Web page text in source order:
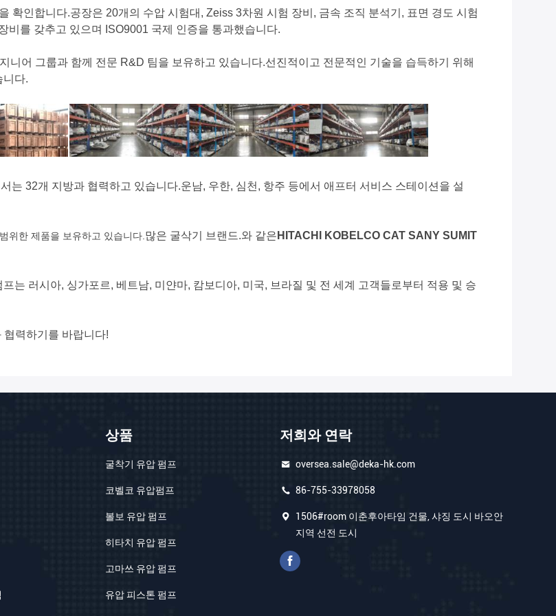
확인합니다.공장은 20개의 수압 시험대, Zeiss 3차원 시험 장비, 금속 조직 분석기, 표면 경도 시험
비를 갖추고 있으며 ISO9001 국제 인증을 통과했습니다.
니어 그룹과 함께 전문 R&D 팀을 보유하고 있습니다.선진적이고 전문적인 기술을 습득하기 위해
니다.
는 32개 지방과 협력하고 있습니다.운남, 우한, 심천, 항주 등에서 애프터 서비스 스테이션을 설
위한 제품을 보유하고 있습니다. 많은 굴삭기 브랜드.와 같은 HITACHI KOBELCO CAT SANY SUMIT
는 러시아, 싱가포르, 베트남, 미얀마, 캄보디아, 미국, 브라질 및 전 세계 고객들로부터 적용 및 승
력하기를 바랍니다!
상품
굴착기 유압 펌프
코벨코 유압펌프
볼보 유압 펌프
히타치 유압 펌프
고마쓰 유압 펌프
유압 피스톤 펌프
저희와 연락
oversea.sale@deka-hk.com
86-755-33978058
1506#room 이춘후아타임 건물, 샤징 도시 바오안
지역 선전 도시